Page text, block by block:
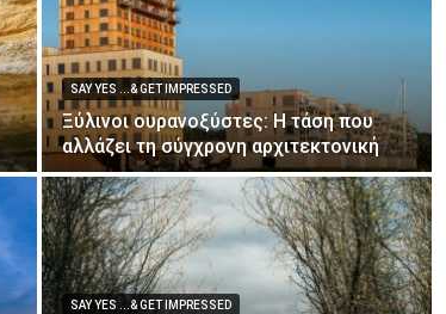
SAY YES ...& GET IMPRESSED
Ξύλινοι ουρανοξύστες: Η τάση που
αλλάζει τη σύγχρονη αρχιτεκτονική
SAY YES ...& GET IMPRESSED